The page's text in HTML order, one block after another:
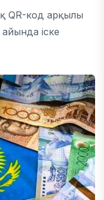
QR-код арқылы
іске